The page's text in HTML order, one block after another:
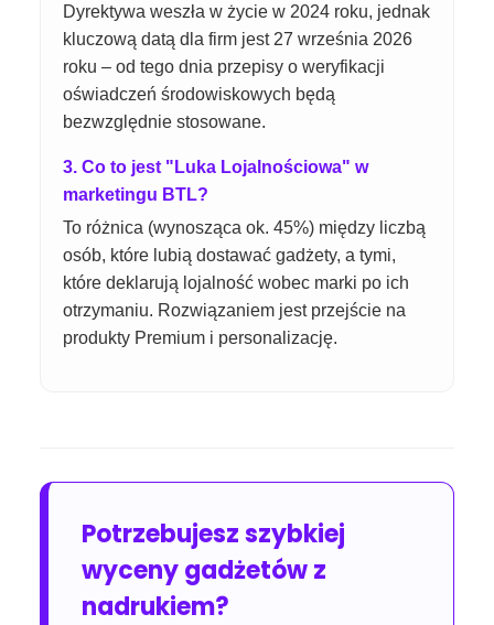
Dyrektywa weszła w życie w 2024 roku, jednak
kluczową datą dla firm jest 27 września 2026
roku – od tego dnia przepisy o weryfikacji
oświadczeń środowiskowych będą
bezwzględnie stosowane.
3. Co to jest "Luka Lojalnościowa" w
marketingu BTL?
To różnica (wynosząca ok. 45%) między liczbą
osób, które lubią dostawać gadżety, a tymi,
które deklarują lojalność wobec marki po ich
otrzymaniu. Rozwiązaniem jest przejście na
produkty Premium i personalizację.
Potrzebujesz szybkiej
wyceny gadżetów z
nadrukiem?